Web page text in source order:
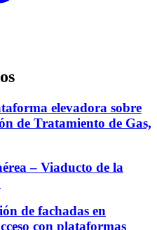
elevadora sobre
de Tratamiento de Gas,
– Viaducto de la
de fachadas en
con plataformas